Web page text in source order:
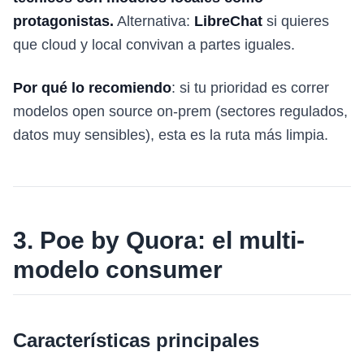
protagonistas. Alternativa: LibreChat si quieres
que cloud y local convivan a partes iguales.
Por qué lo recomiendo: si tu prioridad es correr
modelos open source on-prem (sectores regulados,
datos muy sensibles), esta es la ruta más limpia.
3. Poe by Quora: el multi-
modelo consumer
Características principales